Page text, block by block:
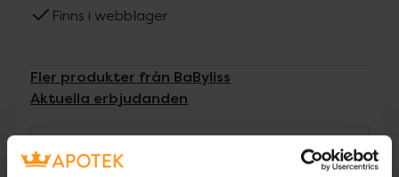
Finns i webblager
Fler produkter från BaByliss
Aktuella erbjudanden
Beskrivning Dölj